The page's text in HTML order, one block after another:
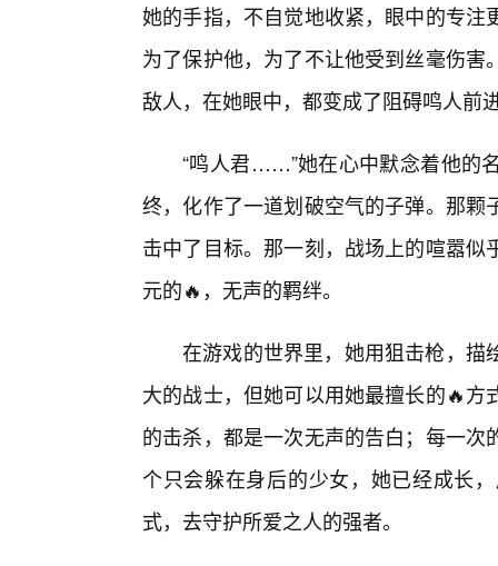
她的手指，不自觉地收紧，眼中的专
为了保护他，为了不让他受到丝毫伤
敌人，在她眼中，都变成了阻碍鸣人前
“鸣人君……”她在心中默念着他的
终，化作了一道划破空气的子弹。那
击中了目标。那一刻，战场上的喧嚣
元的🔥，无声的羁绊。
在游戏的世界里，她用狙击枪，描
大的战士，但她可以用她最擅长的🔥
的击杀，都是一次无声的告白；每一
个只会躲在身后的少女，她已经成长
式，去守护所爱之人的强者。